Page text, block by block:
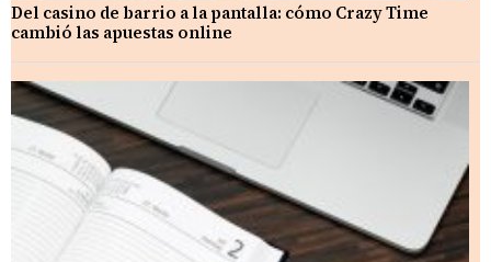
Del casino de barrio a la pantalla: cómo Crazy Time
cambió las apuestas online